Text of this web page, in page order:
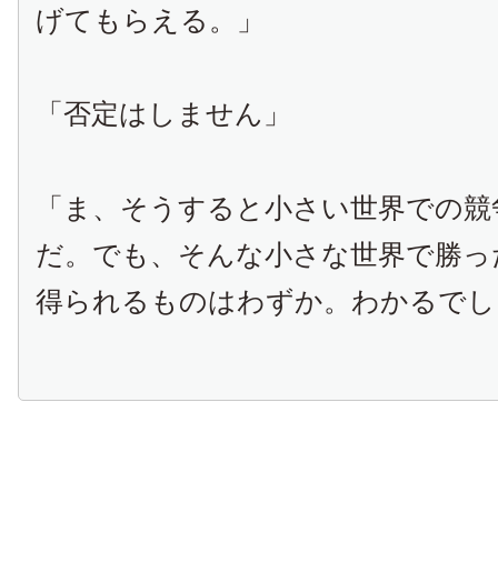
げてもらえる。」
「否定はしません」
「ま、そうすると小さい世界での
だ。でも、そんな小さな世界で勝
得られるものはわずか。わかるで